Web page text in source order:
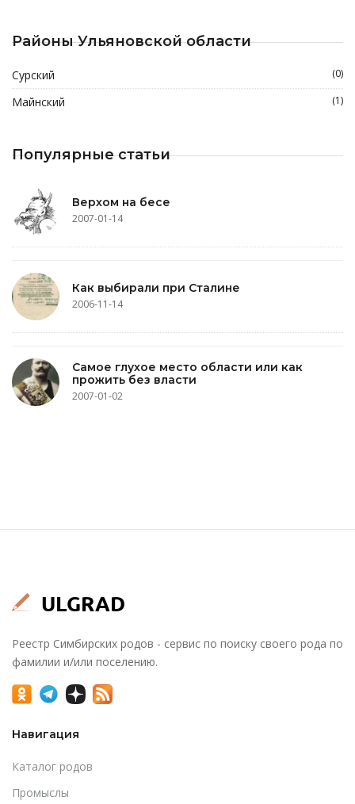
Районы Ульяновской области
Сурский (0)
Майнский (1)
Популярные статьи
Верхом на бесе
2007-01-14
Как выбирали при Сталине
2006-11-14
Самое глухое место области или как
прожить без власти
2007-01-02
Реестр Симбирских родов - сервис по поиску своего рода по
фамилии и/или поселению.
Навигация
Каталог родов
Промыслы